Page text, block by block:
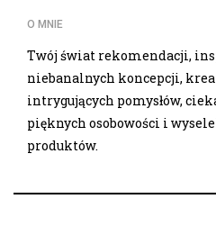
O MNIE
Twój świat rekomendacji,
niebanalnych koncepcji,
intrygujących pomysłów,
pięknych osobowości i
produktów.